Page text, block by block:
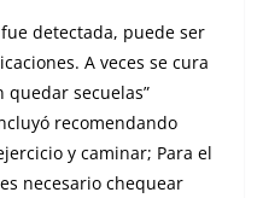
detectada, puede ser
A veces se cura
quedar secuelas”
recomendando
y caminar; Para el
necesario chequear